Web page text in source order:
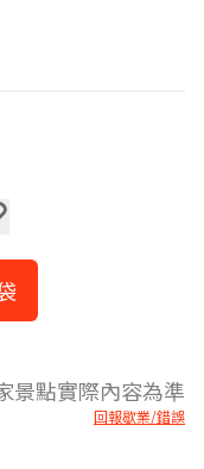
景點實際內容為準
回報歇業/錯誤